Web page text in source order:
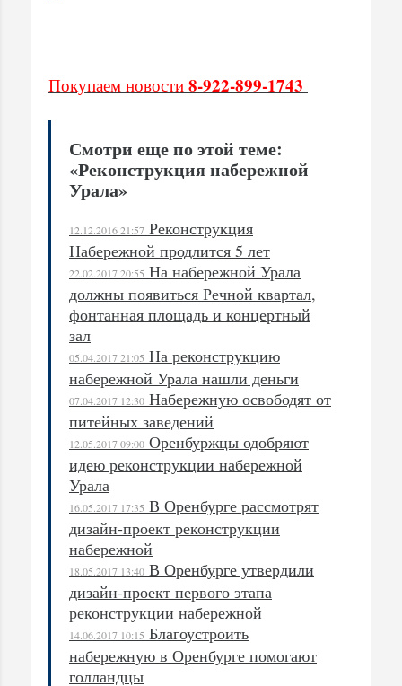
Покупаем новости 8-922-899-1743
Смотри еще по этой теме:
«Реконструкция набережной
Урала»
12.12.2016 21:57 Реконструкция
Набережной продлится 5 лет
22.02.2017 20:55 На набережной Урала
должны появиться Речной квартал,
фонтанная площадь и концертный
зал
05.04.2017 21:05 На реконструкцию
набережной Урала нашли деньги
07.04.2017 12:30 Набережную освободят от
питейных заведений
12.05.2017 09:00 Оренбуржцы одобряют
идею реконструкции набережной
Урала
16.05.2017 17:35 В Оренбурге рассмотрят
дизайн-проект реконструкции
набережной
18.05.2017 13:40 В Оренбурге утвердили
дизайн-проект первого этапа
реконструкции набережной
14.06.2017 10:15 Благоустроить
набережную в Оренбурге помогают
голландцы